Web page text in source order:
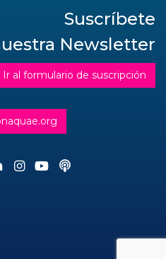
Suscríbete
Newsletter
Ir al formulario de suscripción